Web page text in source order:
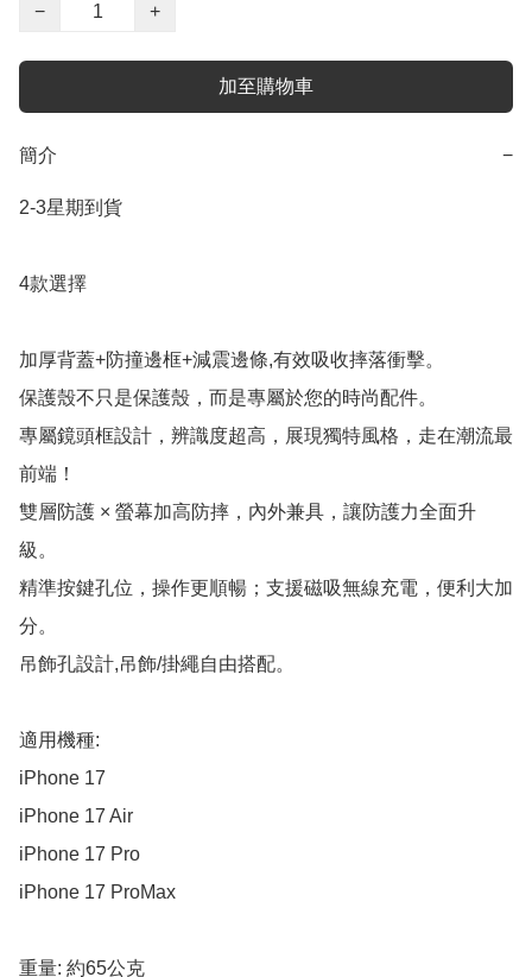
−
+
加至購物車
簡介 −
2-3星期到貨
4款選擇
加厚背蓋+防撞邊框+減震邊條,有效吸收摔落衝擊。
保護殼不只是保護殼，而是專屬於您的時尚配件。
專屬鏡頭框設計，辨識度超高，展現獨特風格，走在潮流最
前端！
雙層防護 × 螢幕加高防摔，內外兼具，讓防護力全面升
級。
精準按鍵孔位，操作更順暢；支援磁吸無線充電，便利大加
分。
吊飾孔設計,吊飾/掛繩自由搭配。
適用機種:
​iPhone 17
​iPhone 17 Air
​iPhone 17 Pro
​iPhone 17 ProMax
重量: 約65公克